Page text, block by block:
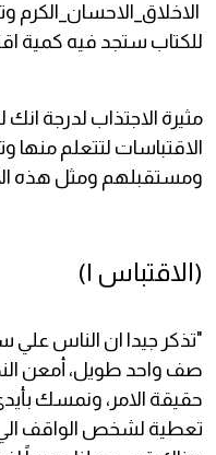
للكتاب ستجد فيه كمية
مثيرة الاجتذاب لدرجة انك
الاقتباسات لتتعلم منها
ومستقبلهم ومثل هذه
(الاقتباس ١)
"تذكر جيدا ان الناس
صف واحد طويل، أمعن
حقيقة الامر، ونمسك
تعطية لشخص الواقف